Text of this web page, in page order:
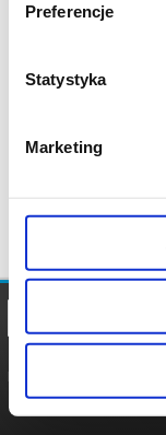
Preferencje
Statystyka
Marketing